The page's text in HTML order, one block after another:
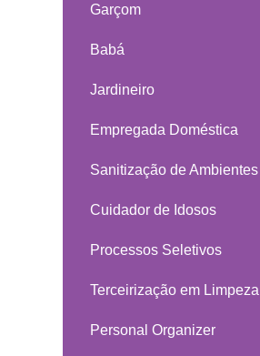
Garçom
Babá
Jardineiro
Empregada Doméstica
Sanitização de Ambientes
Cuidador de Idosos
Processos Seletivos
Terceirização em Limpeza
Personal Organizer